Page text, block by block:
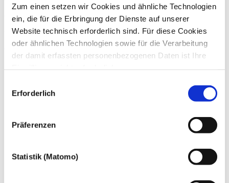
Zum einen setzen wir Cookies und ähnliche Technologien
ein, die für die Erbringung der Dienste auf unserer
Website technisch erforderlich sind. Für diese Cookies
oder ähnlichen Technologien sowie für die Verarbeitung
der damit erfassten personenbezogenen Daten ist Ihre
mit Ihrer ausdrücklichen Einwilligung einsetzen und die
Erforderlich
Präferenzen
Statistik (Matomo)
Wenn Sie Fragen zu unseren Angeboten haben, können Sie uns
gern telefonisch (+49 228 81000 0) oder perE-Mail kontaktieren.
Zum Kontakt